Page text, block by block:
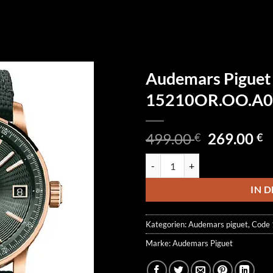
Audemars
499.00€
499.00 €
269.00€
IN
Kategorien:Audemars piguet, Code
Marke:Audemars Piguet